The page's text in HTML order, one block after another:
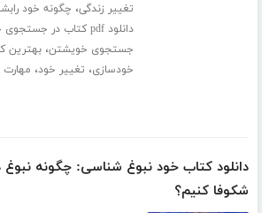
تغییر زندگی، چگونه خود
دانلود pdf کتاب در جستجوی خویشتن
جستجوی خویشتن،بهترین
خودسازی، تغییر خود،
دانلود کتاب خود نبوغ شناسی: چگونه
شکوفا کنیم؟